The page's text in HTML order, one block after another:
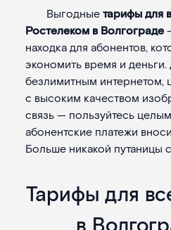
Выгодныетарифы для
Ростелеком в Волгограде
находка для абонентов,
экономить время и
безлимитным интернетом,
с высоким качеством
связь — пользуйтесь
абонентские платежи
Больше никакой путаницы
Тарифы для